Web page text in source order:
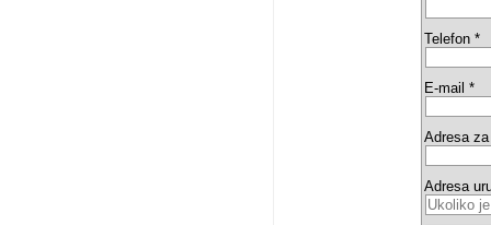
Telefon *
E-mail *
Adresa
Adresa